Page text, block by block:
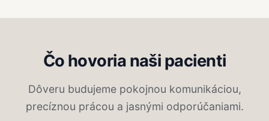
Čo hovoria naši pacienti
Dôveru budujeme pokojnou komunikáciou,
precíznou prácou a jasnými odporúčaniami.